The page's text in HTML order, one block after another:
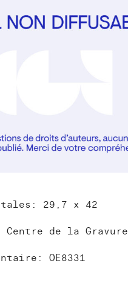
29,7 x 42
de la Gravure
OE8331